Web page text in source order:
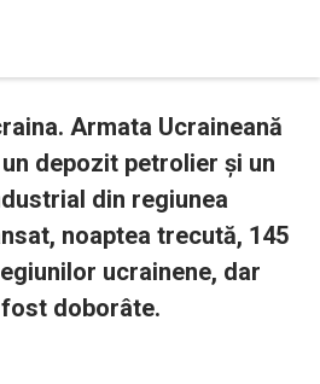
Armata Ucraineană
depozit petrolier și un
din regiunea
noaptea trecută, 145
ucrainene, dar
doborâte.